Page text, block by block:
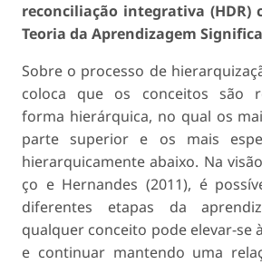
reconciliação integrativa (HDR)
Teoria da Aprendizagem
Sobre o processo de
coloca que os conceitos são
forma hierárquica, no qual os
parte superior e os mais
hierarquicamente abaixo. Na
ço e Hernandes (2011), é
diferentes etapas da
qualquer conceito pode elevar-se
e continuar mantendo uma